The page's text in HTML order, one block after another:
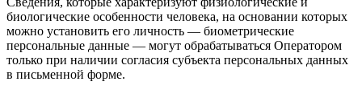
биологические особенности человека, на основании которых
можно установить его личность — биометрические
персональные данные — могут обрабатываться Оператором
только при наличии согласия субъекта персональных данных
в письменной форме.